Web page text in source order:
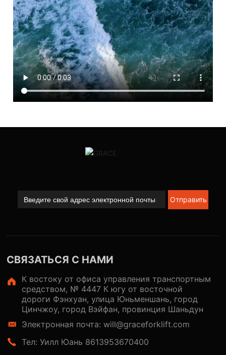
Отправить
СВЯЗАТЬСЯ С НАМИ
К востоку от офиса управления транспортным
средством, № 4447 К югу от восточной
дороги Фэнхуан, улица Юньменшань, город
Цинчжоу, город Вэйфан, провинция Шаньдун
Электронная почта: will@graceforklift.com
Тел: Уилл Юань 8613953670400